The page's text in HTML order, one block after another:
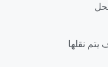
نقلها